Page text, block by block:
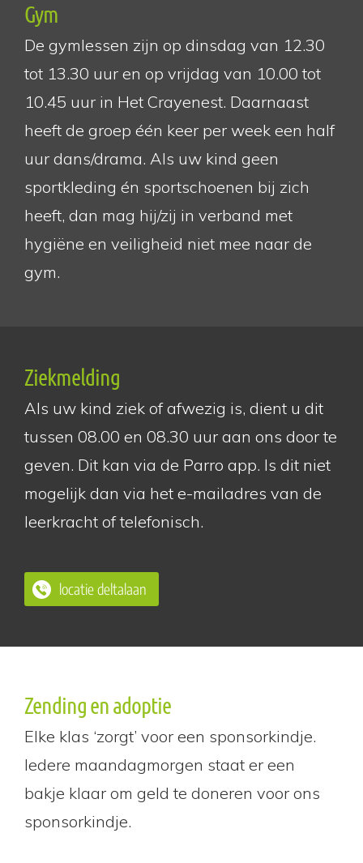
Gym
De gymlessen zijn op dinsdag van 12.30
tot 13.30 uur en op vrijdag van 10.00 tot
10.45 uur in Het Crayenest. Daarnaast
heeft de groep één keer per week een half
uur dans/drama. Als uw kind geen
sportkleding én sportschoenen bij zich
heeft, dan mag hij/zij in verband met
hygiëne en veiligheid niet mee naar de
gym.
Ziekmelding
Als uw kind ziek of afwezig is, dient u dit
tussen 08.00 en 08.30 uur aan ons door te
geven. Dit kan via de Parro app. Is dit niet
mogelijk dan via het e-mailadres van de
leerkracht of telefonisch.
locatie deltalaan
Zending en adoptie
Elke klas ‘zorgt’ voor een sponsorkindje.
Iedere maandagmorgen staat er een
bakje klaar om geld te doneren voor ons
sponsorkindje.